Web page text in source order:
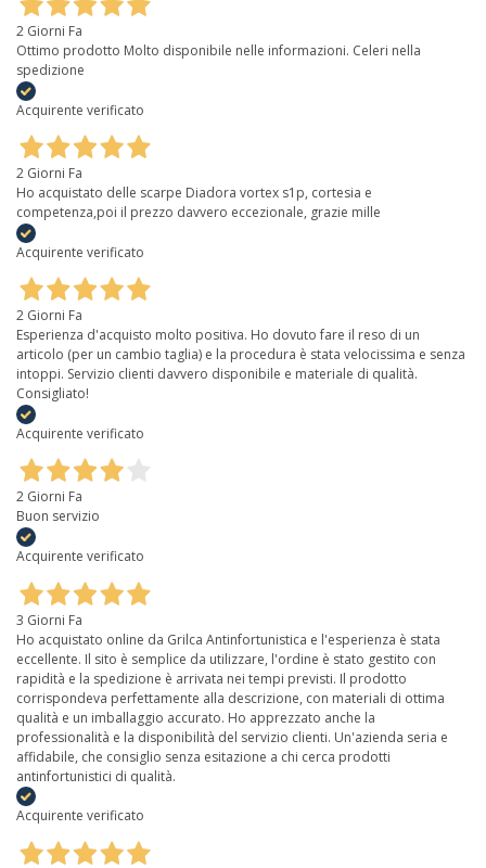
2 Giorni Fa
Ottimo prodotto Molto disponibile nelle informazioni. Celeri nella
spedizione
Acquirente verificato
2 Giorni Fa
Ho acquistato delle scarpe Diadora vortex s1p, cortesia e
competenza,poi il prezzo davvero eccezionale, grazie mille
Acquirente verificato
2 Giorni Fa
Esperienza d'acquisto molto positiva. Ho dovuto fare il reso di un
articolo (per un cambio taglia) e la procedura è stata velocissima e senza
intoppi. Servizio clienti davvero disponibile e materiale di qualità.
Consigliato!
Acquirente verificato
2 Giorni Fa
Buon servizio
Acquirente verificato
3 Giorni Fa
Ho acquistato online da Grilca Antinfortunistica e l'esperienza è stata
eccellente. Il sito è semplice da utilizzare, l'ordine è stato gestito con
rapidità e la spedizione è arrivata nei tempi previsti. Il prodotto
corrispondeva perfettamente alla descrizione, con materiali di ottima
qualità e un imballaggio accurato. Ho apprezzato anche la
professionalità e la disponibilità del servizio clienti. Un'azienda seria e
affidabile, che consiglio senza esitazione a chi cerca prodotti
antinfortunistici di qualità.
Acquirente verificato